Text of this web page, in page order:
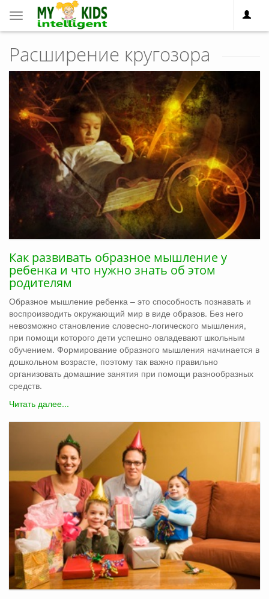
Toggle
navigation
Расширение кругозора
Как развивать образное мышление у
ребенка и что нужно знать об этом
родителям
Образное мышление ребенка ‒ это способность познавать и
воспроизводить окружающий мир в виде образов. Без него
невозможно становление словесно-логического мышления,
при помощи которого дети успешно овладевают школьным
обучением. Формирование образного мышления начинается в
дошкольном возрасте, поэтому так важно правильно
организовать домашние занятия при помощи разнообразных
средств.
Читать далее...